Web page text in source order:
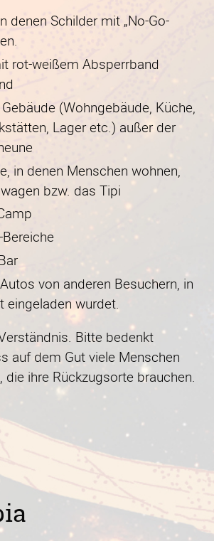
denen Schilder mit „No-Go-
rot-weißem Absperrband
(Wohngebäude, Küche,
Lager etc.) außer der
in denen Menschen wohnen,
bzw. das Tipi
von anderen Besuchern, in
eingeladen wurdet.
Bitte bedenkt
auf dem Gut viele Menschen
die ihre Rückzugsorte brauchen.